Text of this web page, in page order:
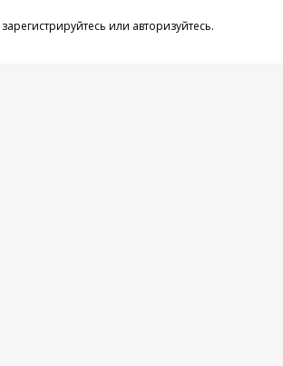
зарегистрируйтесь или авторизуйтесь.